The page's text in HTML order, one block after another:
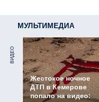
МУЛЬТИМЕДИА
ВИДЕО
Жестокое ночное
ДТП в Кемерове
попало на видео: